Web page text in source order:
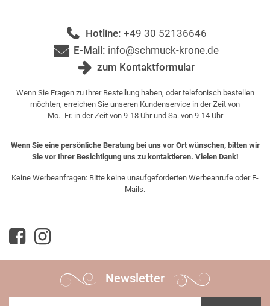
Hotline: +49 30 52136646
E-Mail: info@schmuck-krone.de
zum Kontaktformular
Wenn Sie Fragen zu Ihrer Bestellung haben, oder telefonisch bestellen
möchten, erreichen Sie unseren Kundenservice in der Zeit von
Mo.- Fr. in der Zeit von 9-18 Uhr und Sa. von 9-14 Uhr
Wenn Sie eine persönliche Beratung bei uns vor Ort wünschen, bitten wir
Sie vor Ihrer Besichtigung uns zu kontaktieren. Vielen Dank!
Keine Werbeanfragen: Bitte keine unaufgeforderten Werbeanrufe oder E-
Mails.
Newsletter